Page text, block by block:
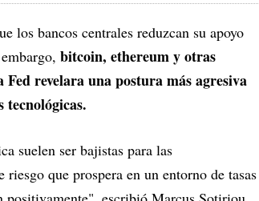
los bancos centrales reduzcan su apoyo
bitcoin, ethereum y otras
revelara una postura más agresiva
tecnológicas.
suelen ser bajistas para las
que prospera en un entorno de tasas